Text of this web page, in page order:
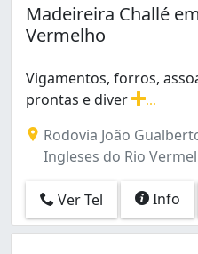
Madeireira Challé
Vermelho
Vigamentos, forros,
prontas e diver
Rodovia João
Ingleses do Rio
Ver Tel Info